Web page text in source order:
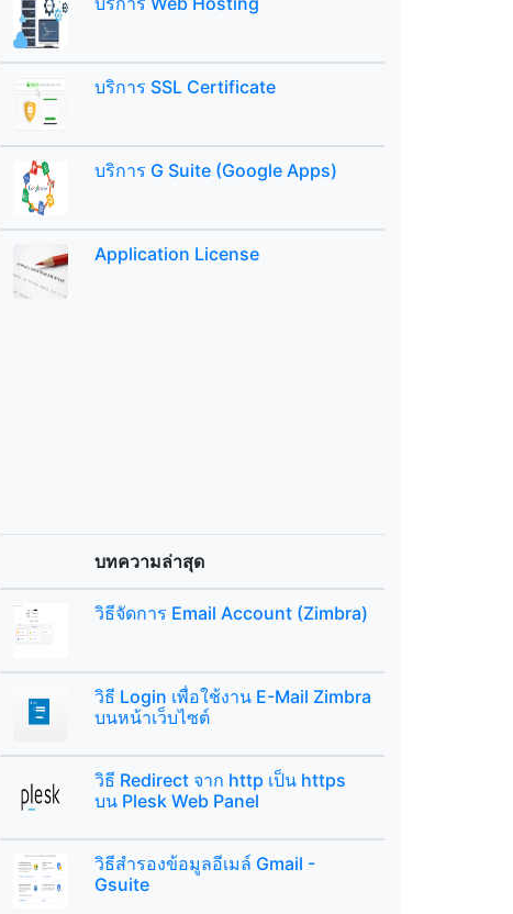
บริการ SSL Certificate
บริการ G Suite (Google Apps)
Application License
บทความล่าสุด
วิธีจัดการ Email Account (Zimbra)
วิธี Login เพื่อใช้งาน E-Mail Zimbra
บนหน้าเว็บไซต์
วิธี Redirect จาก http เป็น https
บน Plesk Web Panel
วิธีสำรองข้อมูลอีเมล์ Gmail -
Gsuite